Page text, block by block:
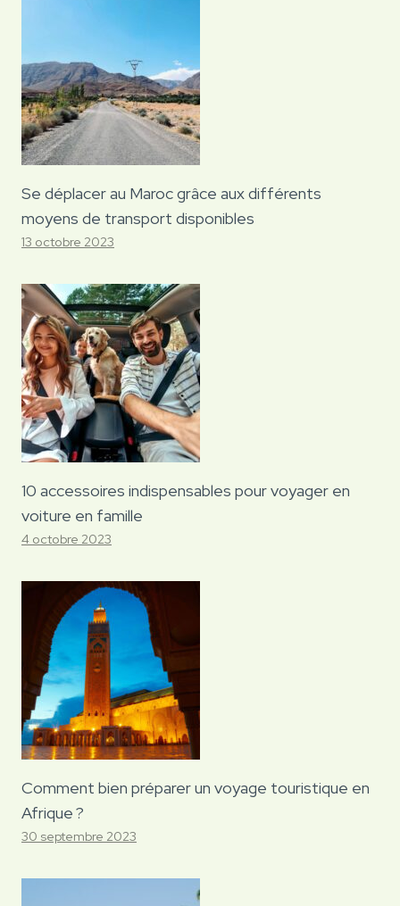
Se déplacer au Maroc grâce aux différents
moyens de transport disponibles
13 octobre 2023
10 accessoires indispensables pour voyager en
voiture en famille
4 octobre 2023
Comment bien préparer un voyage touristique en
Afrique ?
30 septembre 2023